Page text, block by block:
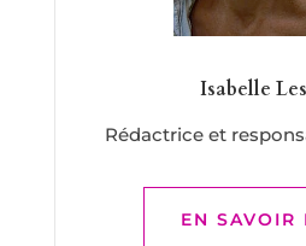
Isabelle
Rédactrice et
EN SAVOIR